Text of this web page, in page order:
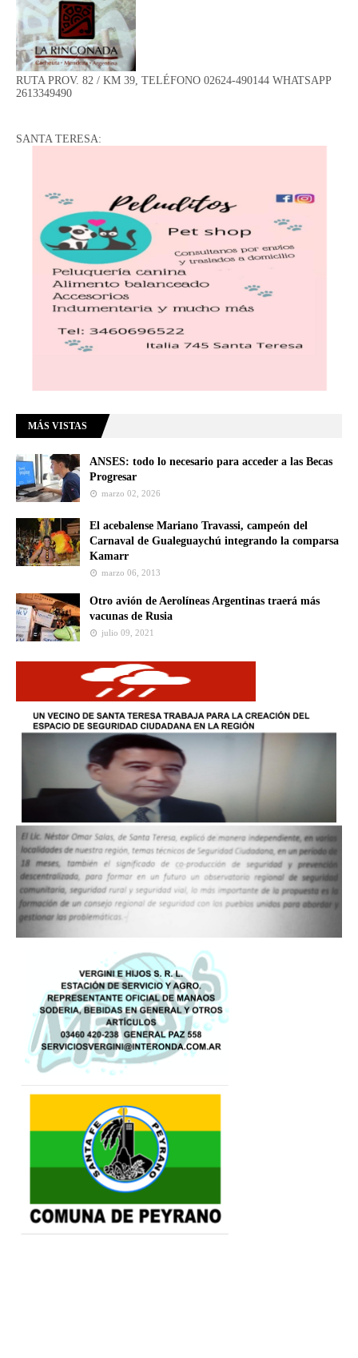
RUTA PROV. 82 / KM 39, TELÉFONO 02624-490144 WHATSAPP
2613349490
SANTA TERESA:
MÁS VISTAS
ANSES: todo lo necesario para acceder a las Becas
Progresar
marzo 02, 2026
El acebalense Mariano Travassi, campeón del
Carnaval de Gualeguaychú integrando la comparsa
Kamarr
marzo 06, 2013
Otro avión de Aerolíneas Argentinas traerá más
vacunas de Rusia
julio 09, 2021